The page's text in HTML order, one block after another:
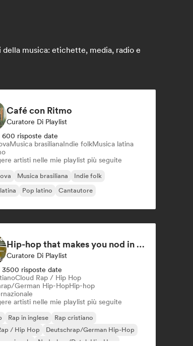
musica: etichette, media, radio e
Café con Ritmo
Curatore Di Playlist
risposte date
Musica brasilianaIndie folkMusica latina
artisti nelle mie playlist più seguite
Musica brasiliana
Indie folk
Pop latino Cantautore
Hip-hop that makes you nod in silence
Curatore Di Playlist
risposte date
Cloud Rap / Hip Hop
German Hip-HopHip-hop
artisti nelle mie playlist più seguite
Rap in inglese
Rap cristiano
/ Hip Hop
Deutschrap/German Hip-Hop
Nederhop/Dutch Hip-Hop